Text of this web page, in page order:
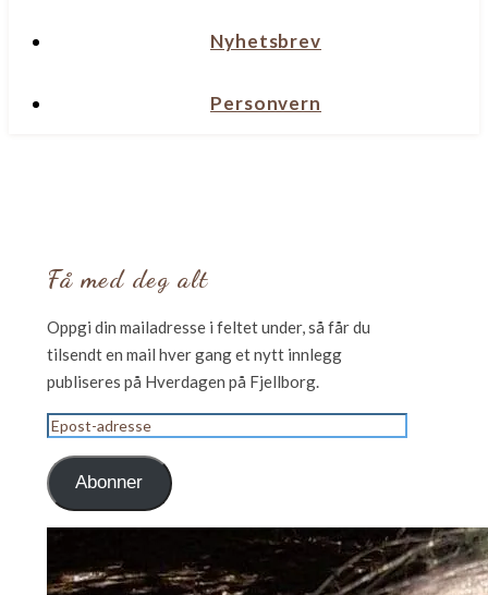
Nyhetsbrev
Personvern
Få med deg alt
Oppgi din mailadresse i feltet under, så får du
tilsendt en mail hver gang et nytt innlegg
publiseres på Hverdagen på Fjellborg.
Epost-
adresse
Abonner